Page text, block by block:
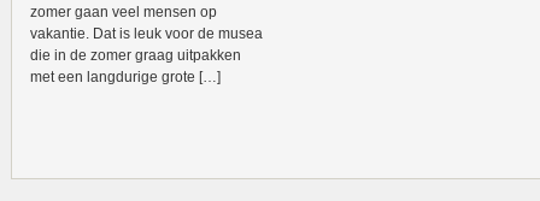
zomer gaan veel mensen op
vakantie. Dat is leuk voor de musea
die in de zomer graag uitpakken
met een langdurige grote […]